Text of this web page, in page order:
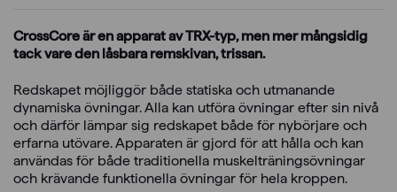
CrossCore är en apparat av TRX-typ, men mer mångsidig
tack vare den låsbara remskivan, trissan.
Redskapet möjliggör både statiska och utmanande
dynamiska övningar. Alla kan utföra övningar efter sin nivå
och därför lämpar sig redskapet både för nybörjare och
erfarna utövare. Apparaten är gjord för att hålla och kan
användas för både traditionella muskelträningsövningar
och krävande funktionella övningar för hela kroppen.